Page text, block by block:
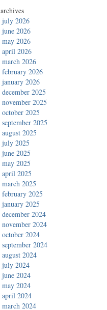
archives
july 2026
june 2026
may 2026
april 2026
march 2026
february 2026
january 2026
december 2025
november 2025
october 2025
september 2025
august 2025
july 2025
june 2025
may 2025
april 2025
march 2025
february 2025
january 2025
december 2024
november 2024
october 2024
september 2024
august 2024
july 2024
june 2024
may 2024
april 2024
march 2024